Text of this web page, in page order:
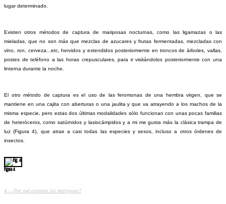
lugar determinado.
Existen otros métodos de captura de mariposas nocturnas, como las ligamazas o las
mieladas, que no son más que mezclas de azucares y frutas fermentadas, mezcladas con
vino, ron, cerveza...etc, hervidos y extendidos posteriormente en troncos de árboles, vallas,
postes de teléfono a las horas crepusculares, para ir visitándolos posteriormente con una
linterna durante la noche.
El otro método de captura es el uso de las feromonas de una hembra virgen, que se
mantiene en una cajita con aberturas o una jaulita y que va atrayendo a los machos de la
misma especie, pero estas dos últimas modalidades sólo funcionan con unas pocas familias
de heteróceros, como satúrnidos y lasiocámpidos y a mi me gusta más la clásica trampa de
luz (Figura 4), que atrae a casi todas las especies y sexos, incluso a otros órdenes de
insectos.
Figura 4
4 - ¿Por qué cazamos las mariposas?